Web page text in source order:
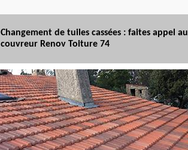
Changement de tuiles cassées : faites appel au
couvreur Renov Toiture 74